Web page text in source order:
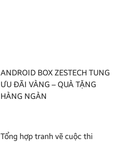
ANDROID BOX ZESTECH TUNG
ƯU ĐÃI VÀNG – QUÀ TẶNG
HÀNG NGÀN
Tổng hợp tranh vẽ cuộc thi